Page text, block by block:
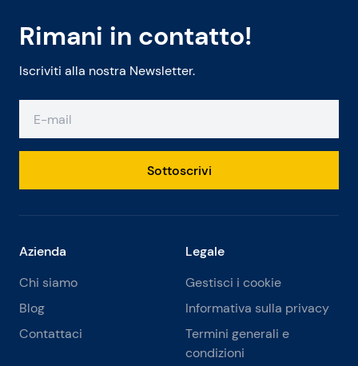
Rimani in contatto!
Iscriviti alla nostra Newsletter.
Sottoscrivi
Azienda
Chi siamo
Blog
Contattaci
Legale
Gestisci i cookie
Informativa sulla privacy
Termini generali e
condizioni